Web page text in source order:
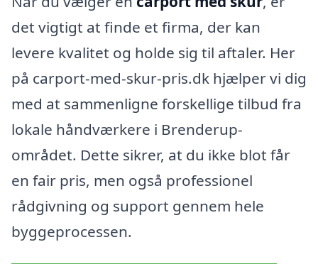
det vigtigt at finde et firma, der kan
levere kvalitet og holde sig til aftaler. Her
på carport-med-skur-pris.dk hjælper vi dig
med at sammenligne forskellige tilbud fra
lokale håndværkere i Brenderup-
området. Dette sikrer, at du ikke blot får
en fair pris, men også professionel
rådgivning og support gennem hele
byggeprocessen.